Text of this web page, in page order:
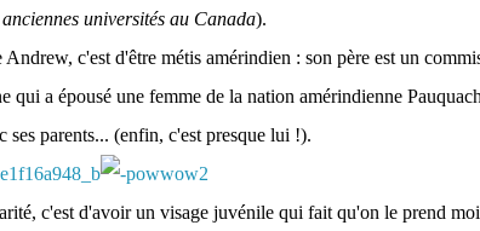
universités au Canada).
c'est d'être métis amérindien : son père est un
qui a épousé une femme de la nation amérindienne
ses parents... (enfin, c'est presque lui !).
c'est d'avoir un visage juvénile qui fait qu'on le prend